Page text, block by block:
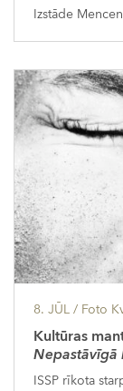
Izstāde
8. JŪL / Foto
Kultūras
Nepastāvīgā
ISSP rīkota